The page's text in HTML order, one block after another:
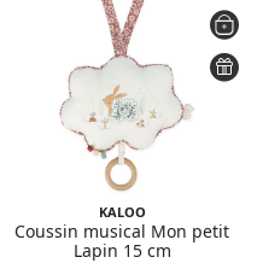
KALOO
Coussin musical Mon petit
Lapin 15 cm